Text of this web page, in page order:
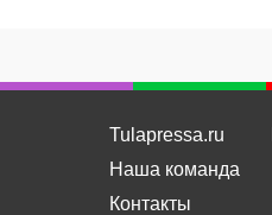
Tulapressa.ru
Наша команда
Контакты